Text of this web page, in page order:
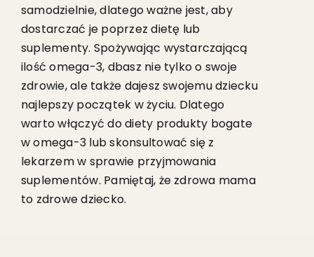
samodzielnie, dlatego ważne jest, aby
dostarczać je poprzez dietę lub
suplementy. Spożywając wystarczającą
ilość omega-3, dbasz nie tylko o swoje
zdrowie, ale także dajesz swojemu dziecku
najlepszy początek w życiu. Dlatego
warto włączyć do diety produkty bogate
w omega-3 lub skonsultować się z
lekarzem w sprawie przyjmowania
suplementów. Pamiętaj, że zdrowa mama
to zdrowe dziecko.